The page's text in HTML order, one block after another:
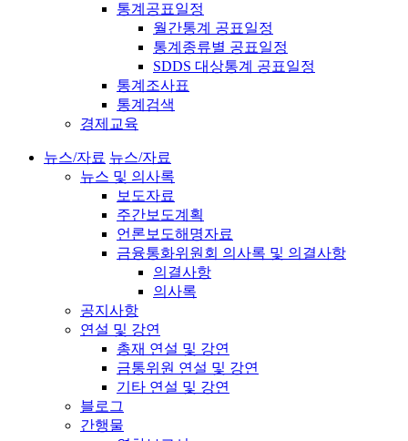
통계공표일정
월간통계 공표일정
통계종류별 공표일정
SDDS 대상통계 공표일정
통계조사표
통계검색
경제교육
뉴스/자료 뉴스/자료
뉴스 및 의사록
보도자료
주간보도계획
언론보도해명자료
금융통화위원회 의사록 및 의결사항
의결사항
의사록
공지사항
연설 및 강연
총재 연설 및 강연
금통위원 연설 및 강연
기타 연설 및 강연
블로그
간행물